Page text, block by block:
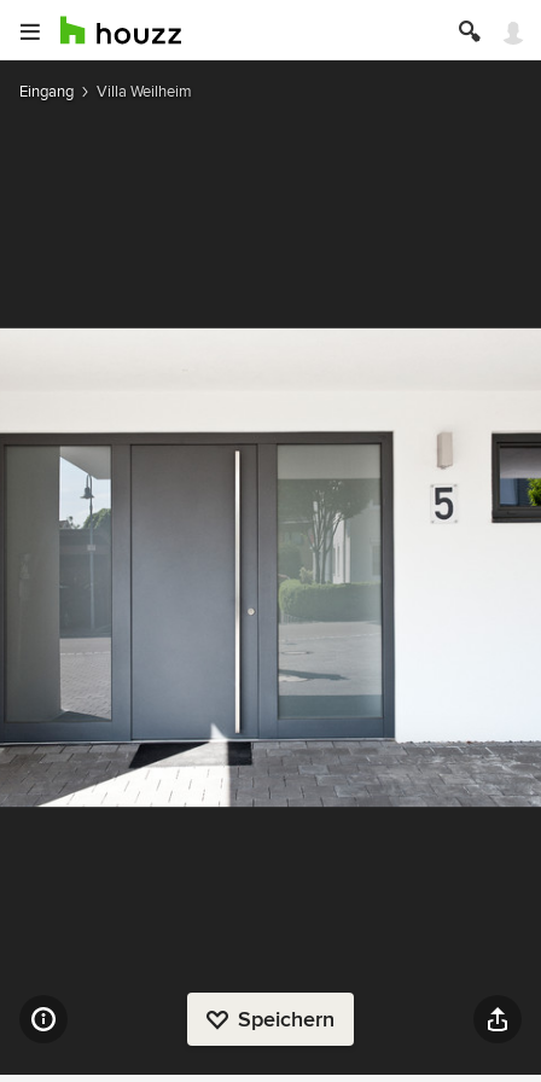
Eingang Villa Weilheim
Speichern